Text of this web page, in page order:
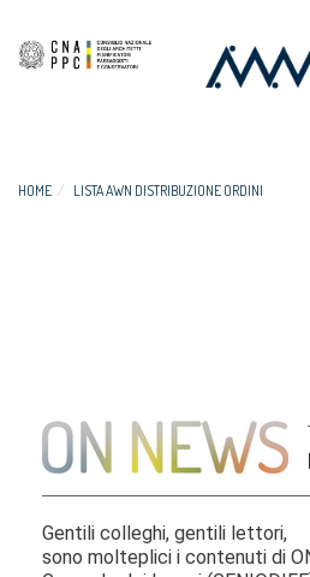
HOME LISTA AWN DISTRIBUZIONE ORDINI